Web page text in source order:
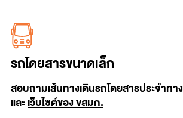
รถโดยสารขนาดเล็ก
สอบถามเส้นทางเดินรถโดยสารประจำทา
และเว็บไซต์ของ ขสมก.